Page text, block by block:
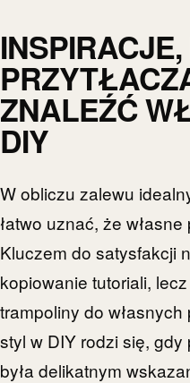
ZNALEŹĆ
DIY
W obliczu zalewu
łatwo uznać, że
Kluczem do satysfakcji
kopiowanie tutoriali,
trampoliny do
styl w DIY rodzi się,
była delikatnym